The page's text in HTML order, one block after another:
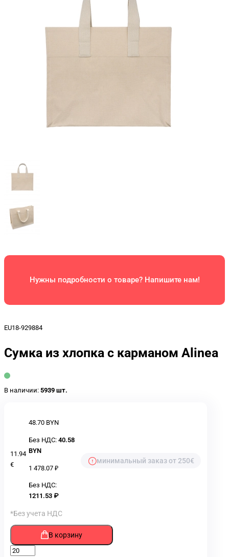
Нужны подробности о товаре? Напишите нам!
EU18-929884
Сумка из хлопка с карманом Alinea
В наличии: 5939 шт.
11.94
€
48.70 BYN
Без НДС: 40.58
BYN
1 478.07 ₽
Без НДС:
1211.53 ₽
минимальный заказ от 250€
*Без учета НДС
В корзину